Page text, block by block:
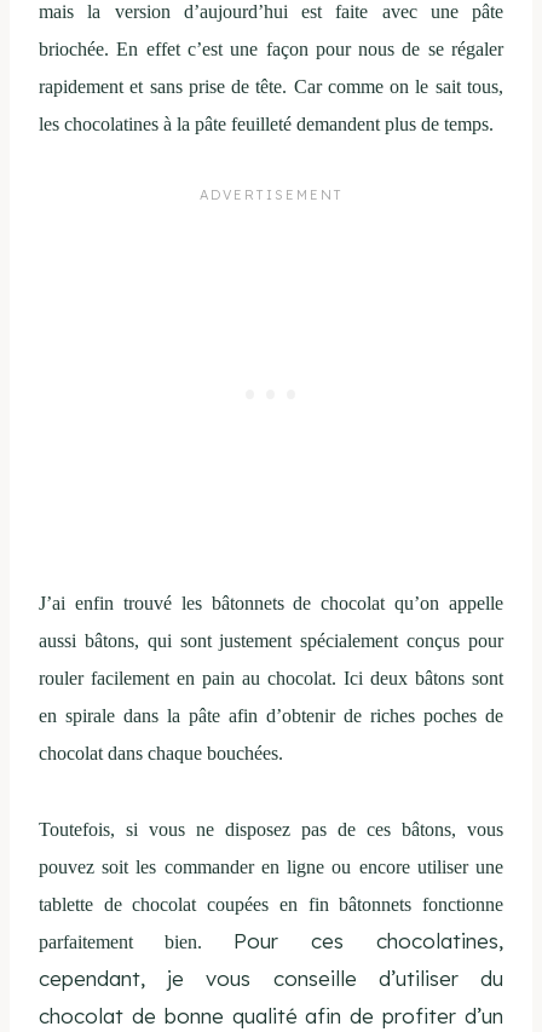
mais la version d’aujourd’hui est faite avec une pâte
briochée. En effet c’est une façon pour nous de se régaler
rapidement et sans prise de tête. Car comme on le sait tous,
les chocolatines à la pâte feuilleté demandent plus de temps.
J’ai enfin trouvé les bâtonnets de chocolat qu’on appelle
aussi bâtons, qui sont justement spécialement conçus pour
rouler facilement en pain au chocolat. Ici deux bâtons sont
en spirale dans la pâte afin d’obtenir de riches poches de
chocolat dans chaque bouchées.
Toutefois, si vous ne disposez pas de ces bâtons, vous
pouvez soit les commander en ligne ou encore utiliser une
tablette de chocolat coupées en fin bâtonnets fonctionne
parfaitement bien. Pour ces chocolatines,
cependant, je vous conseille d’utiliser du
chocolat de bonne qualité afin de profiter d’un